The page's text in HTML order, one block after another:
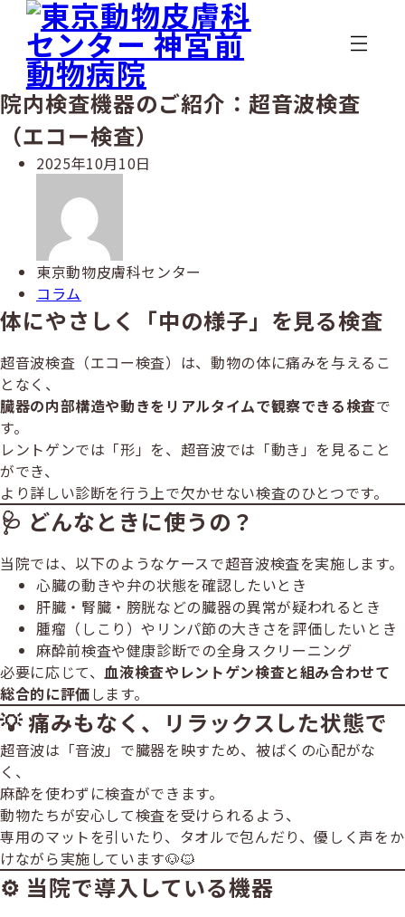
ン
テ
院内検査機器のご紹介：超音波検査
（エコー検査）
投
2025年10月10日
東京動物皮膚科センター
カ
テ
ゴ
リ
ー
コラム
体にやさしく「中の様子」を見る検査
超音波検査（エコー検査）は、動物の体に痛みを与えるこ
となく、
臓器の内部構造や動きをリアルタイムで観察できる検査で
す。
レントゲンでは「形」を、超音波では「動き」を見ること
ができ、
より詳しい診断を行う上で欠かせない検査のひとつです。
🩺 どんなときに使うの？
当院では、以下のようなケースで超音波検査を実施します。
心臓の動きや弁の状態を確認したいとき
肝臓・腎臓・膀胱などの臓器の異常が疑われるとき
腫瘤（しこり）やリンパ節の大きさを評価したいとき
麻酔前検査や健康診断での全身スクリーニング
必要に応じて、血液検査やレントゲン検査と組み合わせて
総合的に評価します。
💡 痛みもなく、リラックスした状態で
超音波は「音波」で臓器を映すため、被ばくの心配がな
く、
麻酔を使わずに検査ができます。
動物たちが安心して検査を受けられるよう、
専用のマットを引いたり、タオルで包んだり、優しく声をか
けながら実施しています🐶🐱
⚙️ 当院で導入している機器